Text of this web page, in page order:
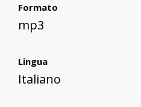
Formato
mp3
Lingua
Italiano